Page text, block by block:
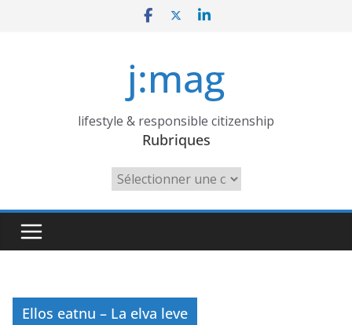
j:mag
lifestyle & responsible citizenship
Rubriques
Rubriques
Ellos eatnu – La elva leve